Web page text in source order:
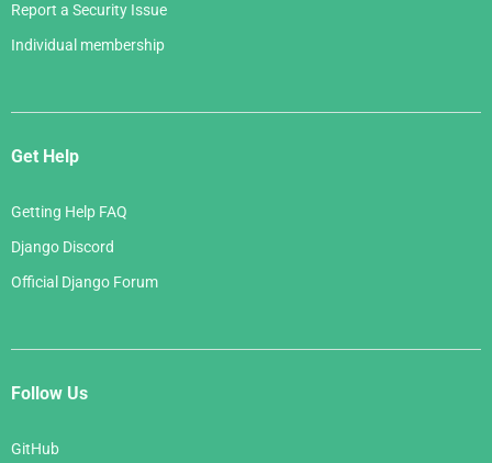
Report a Security Issue
Individual membership
Get Help
Getting Help FAQ
Django Discord
Official Django Forum
Follow Us
GitHub